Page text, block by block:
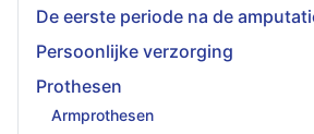
De eerste periode na de
Persoonlijke verzorging
Prothesen
Armprothesen